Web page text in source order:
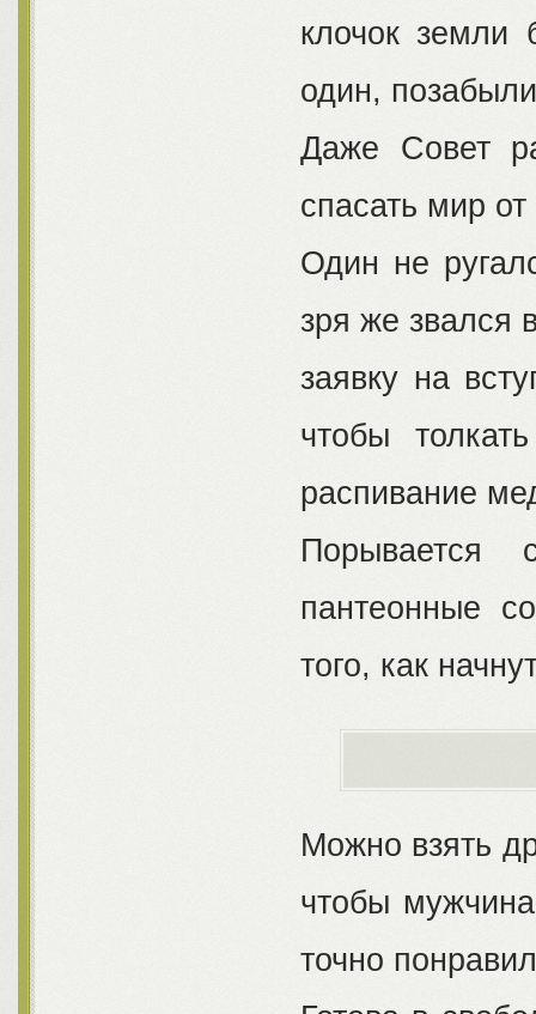
клочок земли
один,
Даже Совет
спасать мир
Один не
зря же звался
заявку на
чтобы
распивание
Порывается
пантеонные
того, как
Можно взять
чтобы
точно